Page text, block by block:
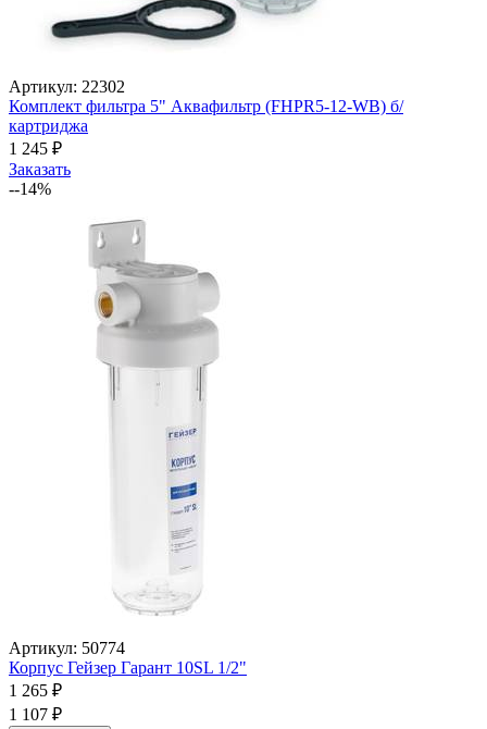
Артикул: 22302
Комплект фильтра 5" Аквафильтр (FHPR5-12-WB) б/
картриджа
1 245 ₽
Заказать
--14%
Артикул: 50774
Корпус Гейзер Гарант 10SL 1/2"
1 265 ₽
1 107 ₽